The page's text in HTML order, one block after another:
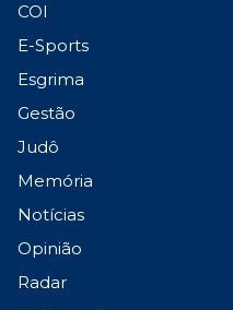
COI
E-Sports
Esgrima
Gestão
Judô
Memória
Notícias
Opinião
Radar